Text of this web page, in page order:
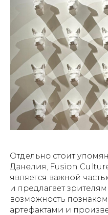
Отдельно стоит
Данелия, Fusion
является важной
и предлагает
возможность
артефактами и